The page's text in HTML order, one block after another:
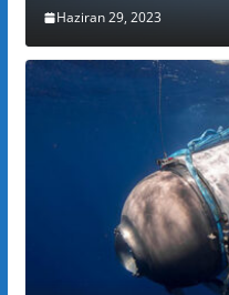
Haziran 29, 2023